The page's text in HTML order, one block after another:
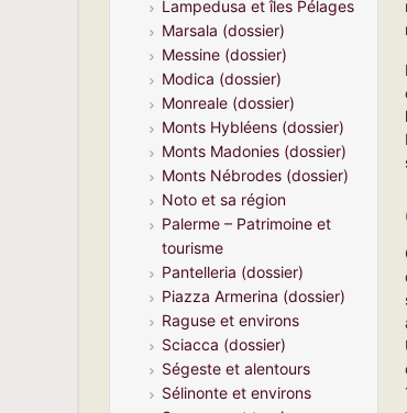
Lampedusa et îles Pélages
Marsala (dossier)
Messine (dossier)
Modica (dossier)
Monreale (dossier)
Monts Hybléens (dossier)
Monts Madonies (dossier)
Monts Nébrodes (dossier)
Noto et sa région
Palerme – Patrimoine et
tourisme
Pantelleria (dossier)
Piazza Armerina (dossier)
Raguse et environs
Sciacca (dossier)
Ségeste et alentours
Sélinonte et environs